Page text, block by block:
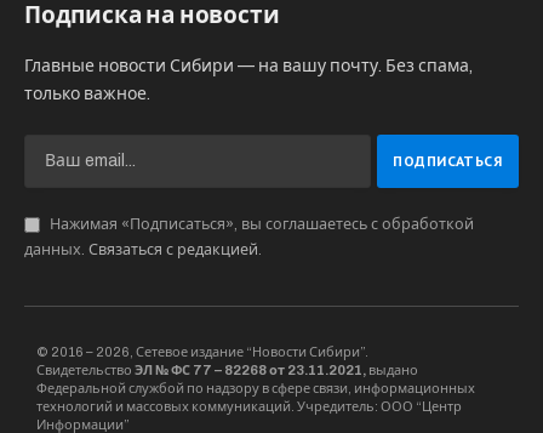
Подписка на новости
Главные новости Сибири — на вашу почту. Без спама,
только важное.
Нажимая «Подписаться», вы соглашаетесь с обработкой
данных. Связаться с редакцией
© 2016 – 2026, Сетевое издание “Новости Сибири”.
Свидетельство ЭЛ № ФС 77 – 82268 от 23.11.2021, выдано
Федеральной службой по надзору в сфере связи, информационных
технологий и массовых коммуникаций. Учредитель: ООО “Центр
Информации”